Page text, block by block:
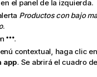
en el panel de la izquierda.
Productos con bajo
.
.
contextual, haga clic en
app. Se abrirá el cuadro